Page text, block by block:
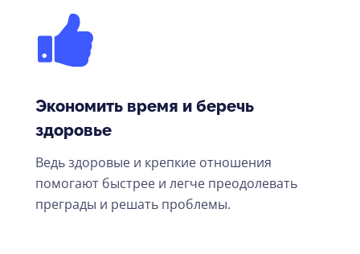
Экономить время и беречь
здоровье
Ведь здоровые и крепкие отношения
помогают быстрее и легче преодолевать
преграды и решать проблемы.